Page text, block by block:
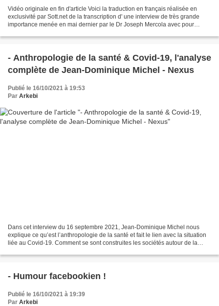
Vidéo originale en fin d'article Voici la traduction en français réalisée en
exclusivité par Sott.net de la transcription d' une interview de très grande
importance menée en mai dernier par le Dr Joseph Mercola avec pour
- Anthropologie de la santé & Covid-19, l'analyse
complète de Jean-Dominique Michel - Nexus
Publié le 16/10/2021 à 19:53
Par Arkebi
Dans cet interview du 16 septembre 2021, Jean-Dominique Michel nous
explique ce qu’est l’anthropologie de la santé et fait le lien avec la situation
liée au Covid-19. Comment se sont construites les sociétés autour de la
- Humour facebookien !
Publié le 16/10/2021 à 19:39
Par Arkebi